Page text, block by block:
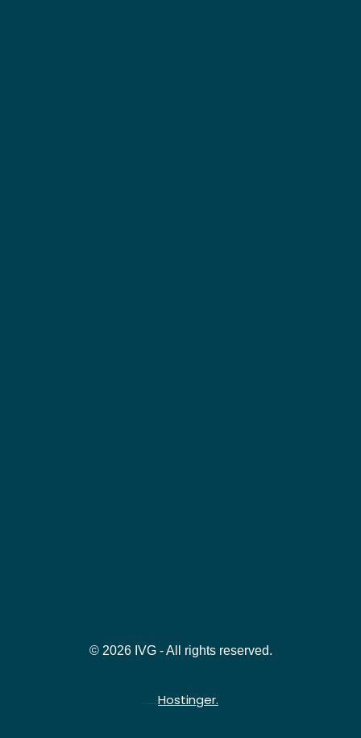
© 2026 IVG - All rights reserved.
Hostinger.